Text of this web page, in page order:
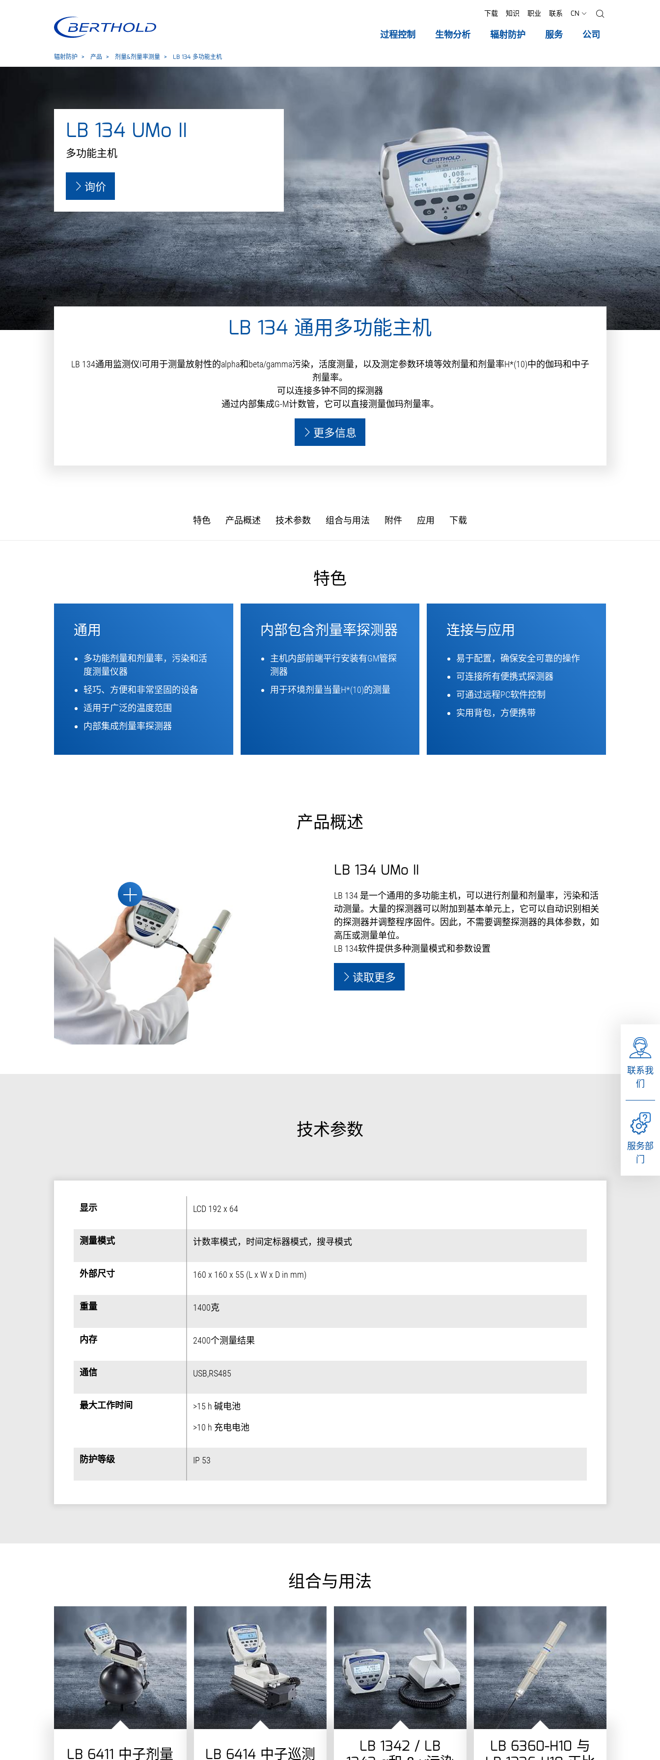
下载 知识 职业 联系 CN
过程控制 生物分析 辐射防护 服务 公司
辐射防护 产品 剂量&剂量率测量 LB 134 多功能主机
LB 134 UMo II
多功能主机
询价
LB 134 通用多功能主机
LB 134通用监测仪I可用于测量放射性的alpha和beta/gamma污染，活度测量，以及测定参数环境等效剂量和剂量率H*(10)中的伽玛和中子
剂量率。
可以连接多钟不同的探测器
通过内部集成G-M计数管，它可以直接测量伽玛剂量率。
更多信息
特色 产品概述 技术参数 组合与用法 附件 应用 下载
特色
通用
多功能剂量和剂量率，污染和活
度测量仪器
轻巧、方便和非常坚固的设备
适用于广泛的温度范围
内部集成剂量率探测器
内部包含剂量率探测器
主机内部前端平行安装有GM管探
测器
用于环境剂量当量H*(10)的测量
连接与应用
易于配置，确保安全可靠的操作
可连接所有便携式探测器
可通过远程PC软件控制
实用背包，方便携带
产品概述
LB 134 UMo II
LB 134 是一个通用的多功能主机，可以进行剂量和剂量率，污染和活
动测量。大量的探测器可以附加到基本单元上，它可以自动识别相关
的探测器并调整程序固件。因此，不需要调整探测器的具体参数，如
高压或测量单位。
LB 134软件提供多种测量模式和参数设置
读取更多
技术参数
显示
测量模式
外部尺寸
重量
内存
通信
最大工作时间
防护等级
显示 LCD 192 x 64
测量模式 计数率模式，时间定标器模式，搜寻模式
外部尺寸 160 x 160 x 55 (L x W x D in mm)
重量 1400克
内存 2400个测量结果
通信 USB,RS485
最大工作时间 >15 h 碱电池
>10 h 充电电池
防护等级 IP 53
组合与用法
LB 6411 中子剂量 LB 6414 中子巡测 LB 1342 / LB LB 6360-H10 与
联系我
们
服务部
门